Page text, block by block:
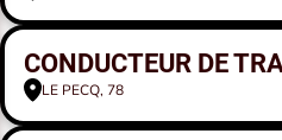
CONDUCTEUR DE
LE PECQ, 78